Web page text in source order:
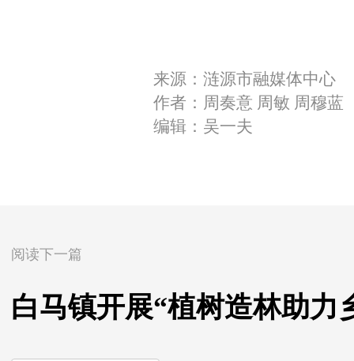
来源：涟源市融媒体中心
作者：周奏意 周敏 周穆蓝
编辑：吴一夫
阅读下一篇
白马镇开展“植树造林助力